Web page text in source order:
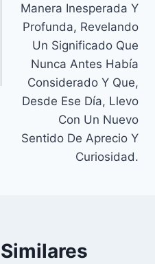
Manera Inesperada Y
Profunda, Revelando
Un Significado Que
Nunca Antes Había
Considerado Y Que,
Desde Ese Día, Llevo
Con Un Nuevo
Sentido De Aprecio Y
Curiosidad.